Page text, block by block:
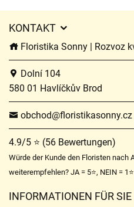
KONTAKT
Floristika Sonny | Rozvoz
Dolní 104
580 01 Havlíčkův Brod
obchod@floristikasonny.cz
4.9/5 ⭐ (56 Bewertungen)
Würde der Kunde den Floristen nach
weiterempfehlen? JA = 5⭐, NEIN = 1⭐
INFORMATIONEN FÜR SIE